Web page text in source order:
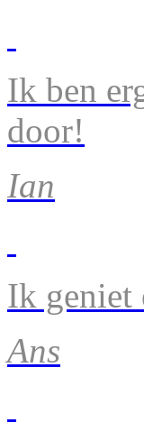
Ik ben
door!
Ian
Ik geniet
Ans